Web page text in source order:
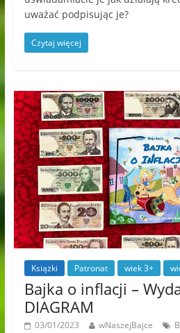
uważać podpisując je?
Czytaj więcej
Książki Patronat wiek 3+
Bajka o inflacji –
DIAGRAM
03/01/2023 wNaszejBajce